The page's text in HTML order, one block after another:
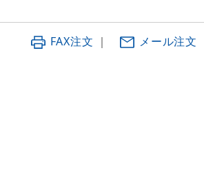
FAX注文 ｜ メール注文